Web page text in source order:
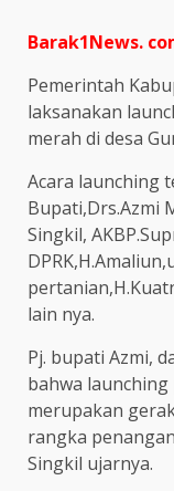
Barak1News.
Pemerintah
laksanakan
merah di desa
Acara launching
Bupati,Drs.Azmi
Singkil,
lain nya.
Pj. bupati Azmi,
bahwa
merupakan
rangka
Singkil ujarnya.